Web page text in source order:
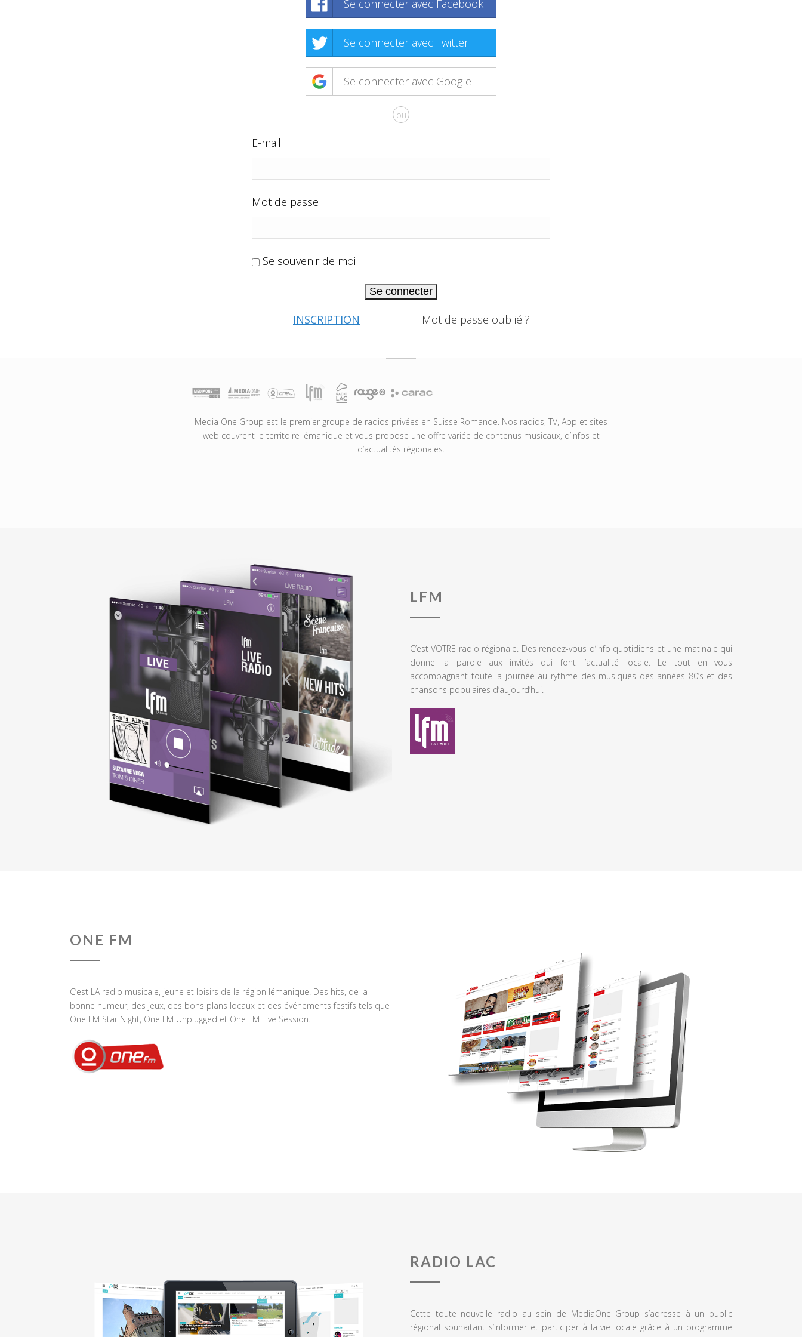
Se connecter avec Facebook
Se connecter avec Twitter
Se connecter avec Google
ou
E-mail
Mot de passe
Se souvenir de moi
Se connecter
INSCRIPTION Mot de passe oublié ?
Media One Group est le premier groupe de radios privées en Suisse Romande. Nos radios, TV, App et sites
web couvrent le territoire lémanique et vous propose une offre variée de contenus musicaux, d’infos et
d’actualités régionales.
LFM
C’est VOTRE radio régionale. Des rendez-vous d’info quotidiens et une matinale qui
donne la parole aux invités qui font l’actualité locale. Le tout en vous
accompagnant toute la journée au rythme des musiques des années 80’s et des
chansons populaires d’aujourd’hui.
ONE FM
C’est LA radio musicale, jeune et loisirs de la région lémanique. Des hits, de la
bonne humeur, des jeux, des bons plans locaux et des événements festifs tels que
One FM Star Night, One FM Unplugged et One FM Live Session.
RADIO LAC
Cette toute nouvelle radio au sein de MediaOne Group s’adresse à un public
régional souhaitant s’informer et participer à la vie locale grâce à un programme